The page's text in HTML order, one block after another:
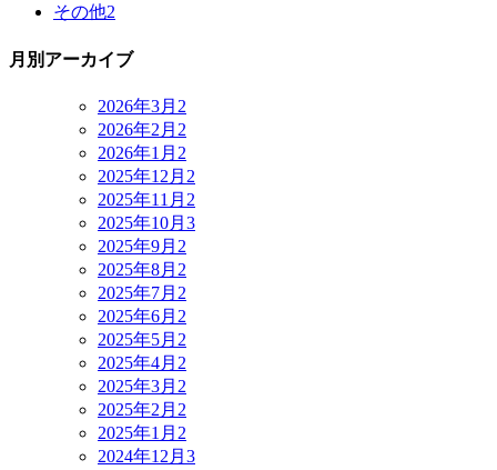
その他2
月別アーカイブ
2026年3月 2
2026年2月 2
2026年1月 2
2025年12月 2
2025年11月 2
2025年10月 3
2025年9月 2
2025年8月 2
2025年7月 2
2025年6月 2
2025年5月 2
2025年4月 2
2025年3月 2
2025年2月 2
2025年1月 2
2024年12月 3